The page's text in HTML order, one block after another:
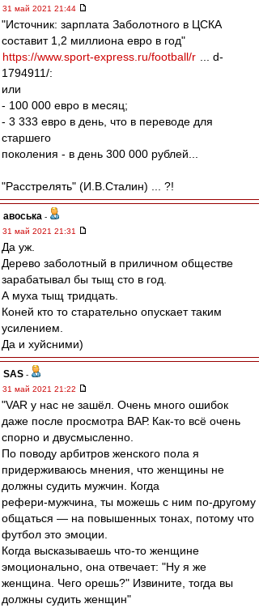
31 май 2021 21:44
"Источник: зарплата Заболотного в ЦСКА
составит 1,2 миллиона евро в год"
https://www.sport-express.ru/football/r ... d-
1794911/:
или
- 100 000 евро в месяц;
- 3 333 евро в день, что в переводе для
старшего
поколения - в день 300 000 рублей...
"Расстрелять" (И.В.Сталин) ... ?!
авоська -
31 май 2021 21:31
Да уж.
Дерево заболотный в приличном обществе
зарабатывал бы тыщ сто в год.
А муха тыщ тридцать.
Коней кто то старательно опускает таким
усилением.
Да и хуйсними)
SAS -
31 май 2021 21:22
"VAR у нас не зашёл. Очень много ошибок
даже после просмотра ВАР. Как‑то всё очень
спорно и двусмысленно.
По поводу арбитров женского пола я
придерживаюсь мнения, что женщины не
должны судить мужчин. Когда
рефери‑мужчина, ты можешь с ним по‑другому
общаться — на повышенных тонах, потому что
футбол это эмоции.
Когда высказываешь что‑то женщине
эмоционально, она отвечает: "Ну я же
женщина. Чего орешь?" Извините, тогда вы
должны судить женщин"